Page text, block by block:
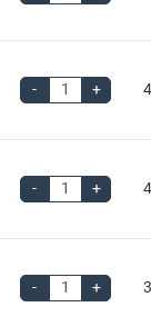
- +
- +
- +